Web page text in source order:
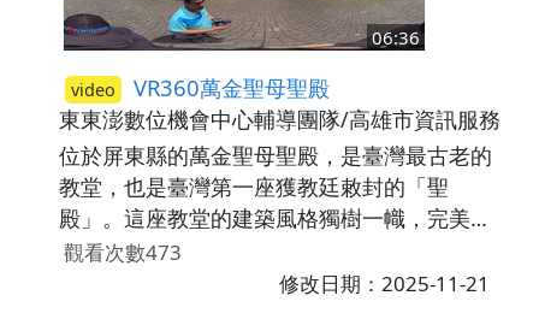
遊具，帶你認識當年左鎮的糖業發展史，就算
不是歷史迷，也能從這些展示中感受到過去左
鎮農村的純樸與辛勞。
06:36
video VR360萬金聖母聖殿
東東澎數位機會中心輔導團隊/高雄市資訊服務暨
位於屏東縣的萬金聖母聖殿，是臺灣最古老的
教堂，也是臺灣第一座獲教廷敕封的「聖
殿」。這座教堂的建築風格獨樹一幟，完美融
合了西方與本土特色，呈現出「閩洋共融」的
獨特樣貌。教堂由西班牙神父於1869年以西班
觀看次數473
修改日期：2025-11-21